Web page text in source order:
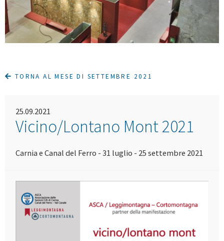
TORNA AL MESE DI SETTEMBRE 2021
25.09.2021
Vicino/Lontano Mont 2021
Carnia e Canal del Ferro - 31 luglio - 25 settembre 2021